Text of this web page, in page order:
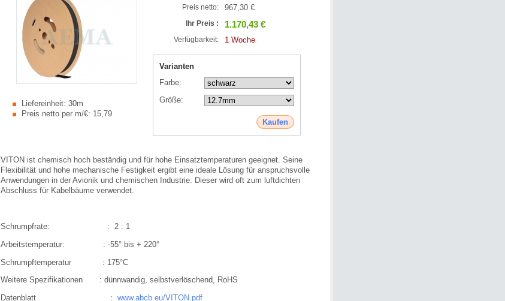
Liefereinheit: 30m
Preis netto per m/€: 15,79
Preis netto: 967,30 €
Ihr Preis : 1.170,43 €
Verfügbarkeit: 1 Woche
Varianten
Farbe:
Größe:
Kaufen
VITON ist chemisch hoch beständig und für hohe Einsatztemperaturen geeignet. Seine
Flexibilität und hohe mechanische Festigkeit ergibt eine ideale Lösung für anspruchsvolle
Anwendungen in der Avionik und chemischen Industrie. Dieser wird oft zum luftdichten
Abschluss für Kabelbäume verwendet.
Schrumpfrate: : 2 : 1
Arbeitstemperatur: : -55° bis + 220°
Schrumpftemperatur : 175°C
Weitere Spezifikationen : dünnwandig, selbstverlöschend, RoHS
Datenblatt : www.abcb.eu/VITON.pdf